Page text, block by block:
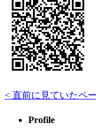
< 直前に見ていたペ
Profile